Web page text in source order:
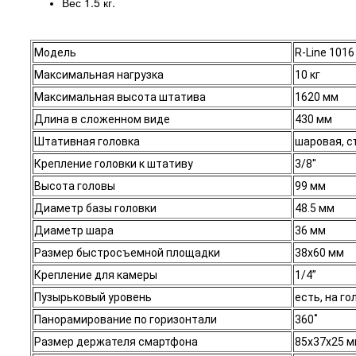
Модель
R-Line 1016
Максимальная нагрузка
10 кг
Максимальная высота штатива
1620 мм
Длина в сложенном виде
430 мм
Штативная головка
шаровая,
Крепление головки к штативу
3/8''
Высота головы
99 мм
Диаметр базы головки
48.5 мм
Диаметр шара
36 мм
Размер быстросъемной площадки
38х60 мм
Крепление для камеры
1/4”
Пузырьковый уровень
есть, на
Панорамирование по горизонтали
360˚
Размер держателя смартфона
85х37х25